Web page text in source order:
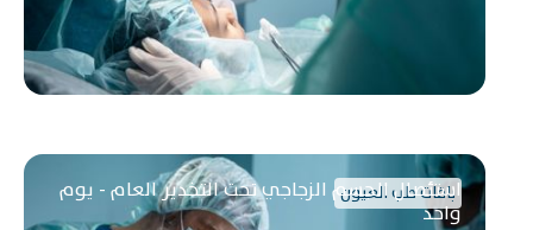
استئصال الجسم الزجاجي تحت التخدير العام - يوم
واحد
باقات طب العيون